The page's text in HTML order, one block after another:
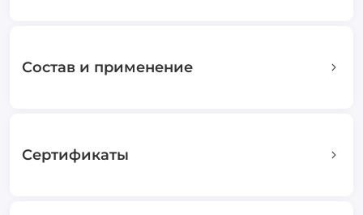
Состав и применение
Сертификаты